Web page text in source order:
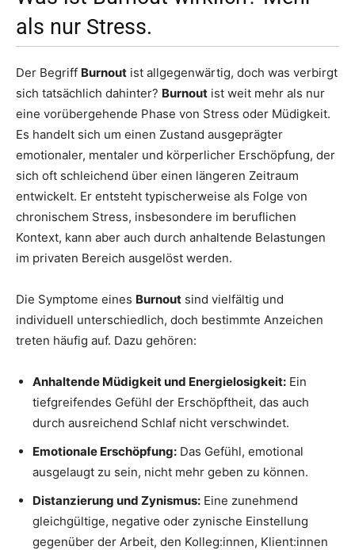
als nur Stress.
Der Begriff Burnout ist allgegenwärtig, doch was verbirgt
sich tatsächlich dahinter? Burnout ist weit mehr als nur
eine vorübergehende Phase von Stress oder Müdigkeit.
Es handelt sich um einen Zustand ausgeprägter
emotionaler, mentaler und körperlicher Erschöpfung, der
sich oft schleichend über einen längeren Zeitraum
entwickelt. Er entsteht typischerweise als Folge von
chronischem Stress, insbesondere im beruflichen
Kontext, kann aber auch durch anhaltende Belastungen
im privaten Bereich ausgelöst werden.
Die Symptome eines Burnout sind vielfältig und
individuell unterschiedlich, doch bestimmte Anzeichen
treten häufig auf. Dazu gehören:
Anhaltende Müdigkeit und Energielosigkeit: Ein
tiefgreifendes Gefühl der Erschöpftheit, das auch
durch ausreichend Schlaf nicht verschwindet.
Emotionale Erschöpfung: Das Gefühl, emotional
ausgelaugt zu sein, nicht mehr geben zu können.
Distanzierung und Zynismus: Eine zunehmend
gleichgültige, negative oder zynische Einstellung
gegenüber der Arbeit, den Kolleg:innen, Klient:innen